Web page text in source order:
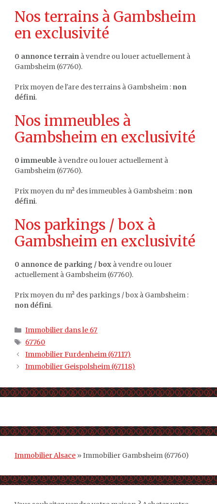
Nos terrains à Gambsheim
en exclusivité
0 annonce terrain à vendre ou louer actuellement à
Gambsheim (67760).
Prix moyen de l'are des terrains à Gambsheim : non
défini.
Nos immeubles à
Gambsheim en exclusivité
0 immeuble à vendre ou louer actuellement à
Gambsheim (67760).
Prix moyen du m² des immeubles à Gambsheim : non
défini.
Nos parkings / box à
Gambsheim en exclusivité
0 annonce de parking / box à vendre ou louer
actuellement à Gambsheim (67760).
Prix moyen du m² des parkings / box à Gambsheim :
non défini.
Catégories
Immobilier dans le 67
Étiquettes
67760
Immobilier Furdenheim (67117)
Immobilier Geispolsheim (67118)
Immobilier Alsace »Immobilier Gambsheim (67760)